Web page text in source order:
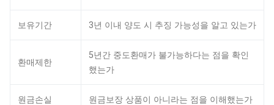
보유기간 3년 이내 양도 시 추징 가능성을 알고 있는가
환매제한
5년간 중도환매가 불가능하다는 점을 확인
했는가
원금손실 원금보장 상품이 아니라는 점을 이해했는가